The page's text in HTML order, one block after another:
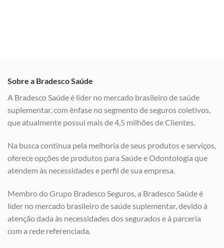
Sobre a Bradesco Saúde
A Bradesco Saúde é líder no mercado brasileiro de saúde
suplementar, com ênfase no segmento de seguros coletivos,
que atualmente possui mais de 4,5 milhões de Clientes.
Na busca contínua pela melhoria de seus produtos e serviços,
oferece opções de produtos para Saúde e Odontologia que
atendem às necessidades e perfil de sua empresa.
Membro do Grupo Bradesco Seguros, a Bradesco Saúde é
líder no mercado brasileiro de saúde suplementar, devido à
atenção dada às necessidades dos segurados e à parceria
com a rede referenciada.